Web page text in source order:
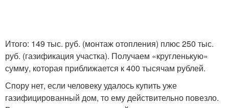
Итого: 149 тыс. руб. (монтаж отопления) плюс 250 тыс.
руб. (газификация участка). Получаем «кругленькую»
сумму, которая приближается к 400 тысячам рублей.
Спору нет, если человеку удалось купить уже
газифицированный дом, то ему действительно повезло.